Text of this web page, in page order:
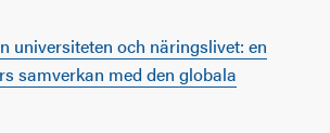
universiteten och näringslivet: en
samverkan med den globala